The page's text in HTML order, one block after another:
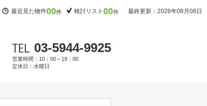
最近見た物件00件 検討リスト 00件 最終更新：2026年08月08日
03-5944-9925
営業時間：10：00～19：00
定休日：水曜日